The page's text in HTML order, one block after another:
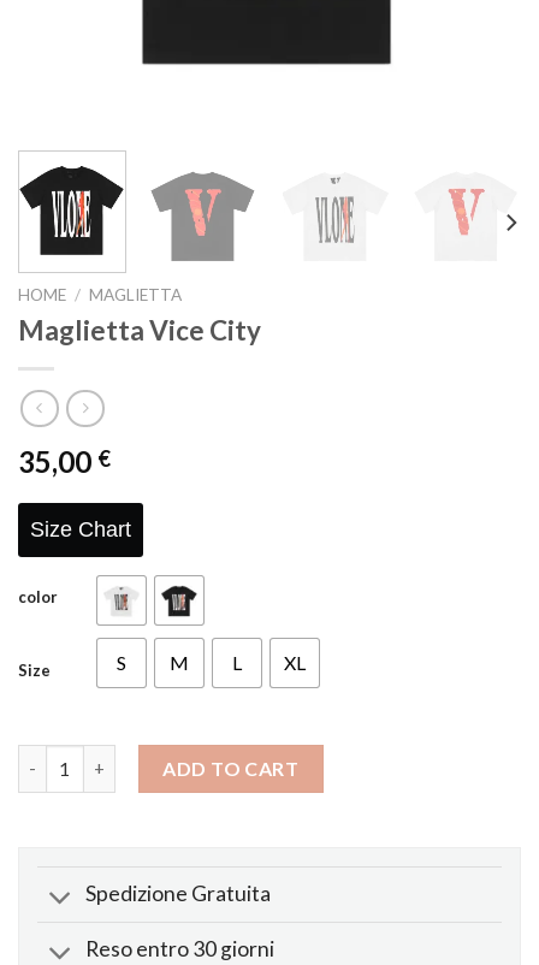
HOME / MAGLIETTA
Maglietta Vice City
35,00 €
Size Chart
color
Size S M L XL
ADD TO CART
Spedizione Gratuita
Reso entro 30 giorni